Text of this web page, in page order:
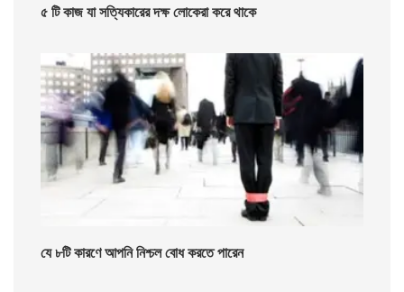
৫ টি কাজ যা সত্যিকারের দক্ষ লোকেরা করে থাকে
যে ৮টি কারণে আপনি নিশ্চল বোধ করতে পারেন